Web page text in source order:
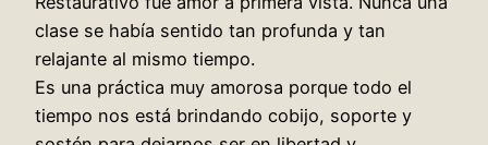
clase se había sentido tan profunda y tan
relajante al mismo tiempo.
Es una práctica muy amorosa porque todo el
tiempo nos está brindando cobijo, soporte y